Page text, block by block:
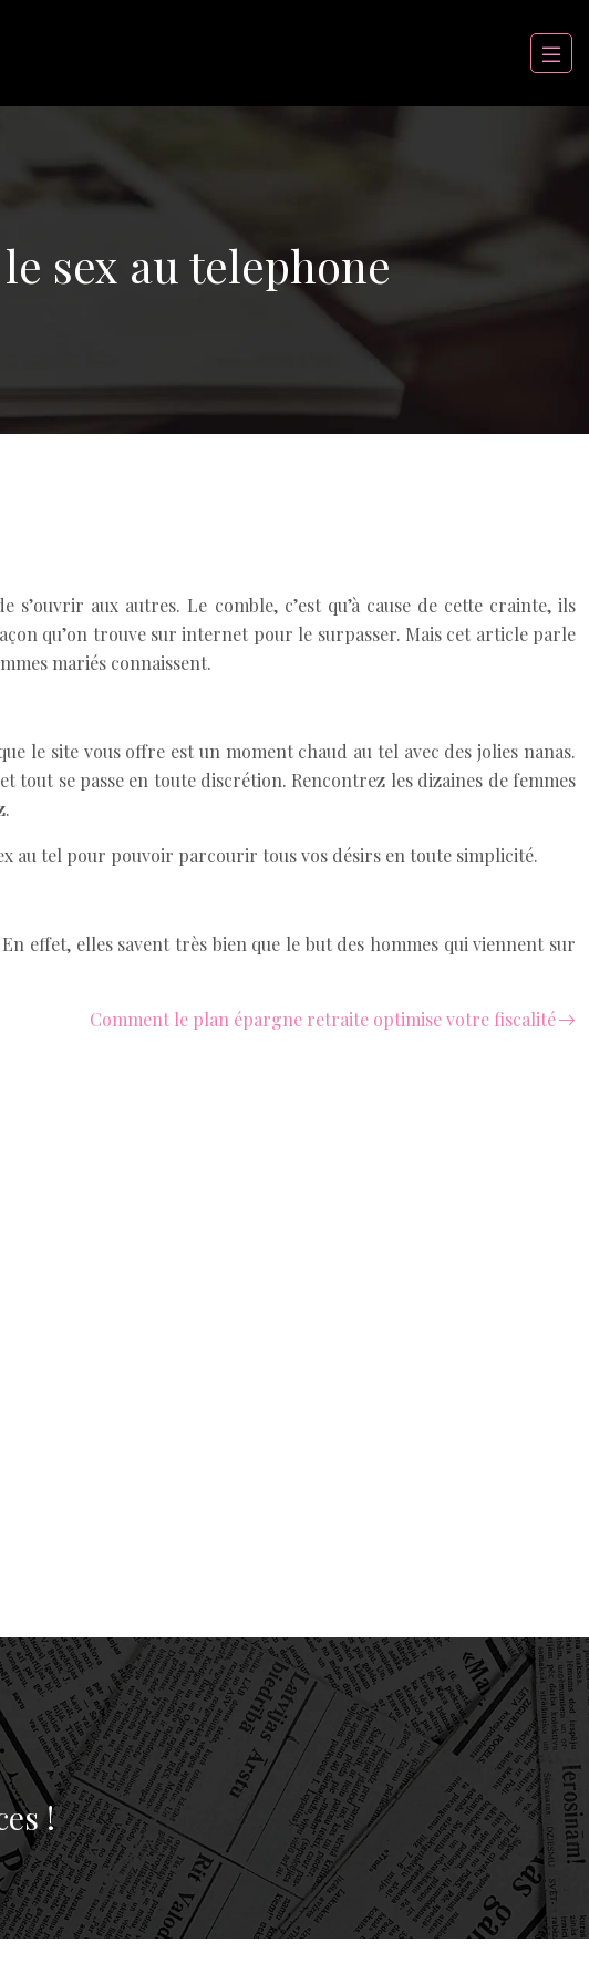
sex au telephone
aux autres. Le comble, c’est qu’à cause de cette crainte, ils
qu’on trouve sur internet pour le surpasser. Mais cet article parle
mariés connaissent.
le site vous offre est un moment chaud au tel avec des jolies nanas.
tout se passe en toute discrétion. Rencontrez les dizaines de femmes
au tel pour pouvoir parcourir tous vos désirs en toute simplicité.
effet, elles savent très bien que le but des hommes qui viennent sur
Comment le plan épargne retraite optimise votre fiscalité
!